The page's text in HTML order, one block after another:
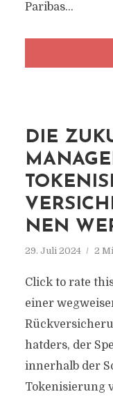
Paribas...
DIE
NEN
29. Juli 2024 2
Click to rate
einer
hatders, der
innerhalb der
Tokenisierung